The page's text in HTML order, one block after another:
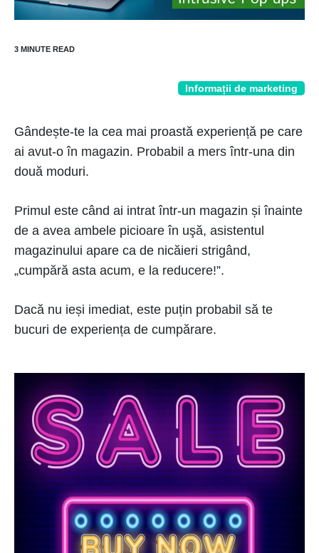
Informații de marketing
Gândește-te la cea mai proastă experiență pe care
ai avut-o în magazin. Probabil a mers într-una din
două moduri.
Primul este când ai intrat într-un magazin și înainte
de a avea ambele picioare în uşă, asistentul
magazinului apare ca de nicăieri strigând,
„cumpără asta acum, e la reducere!”.
Dacă nu ieși imediat, este puțin probabil să te
bucuri de experiența de cumpărare.